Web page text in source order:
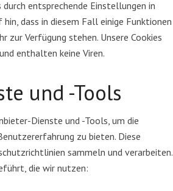
durch entsprechende Einstellungen in
dass in diesem Fall einige Funktionen
zur Verfügung stehen. Unsere Cookies
enthalten keine Viren.
und -Tools
Dienste und -Tools, um die
zu bieten. Diese
sammeln und verarbeiten.
die wir nutzen: